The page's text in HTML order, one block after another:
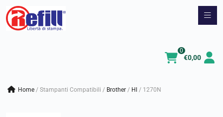
Vai
€0,00
0
Home / Stampanti Compatibili / brother / / 1270N